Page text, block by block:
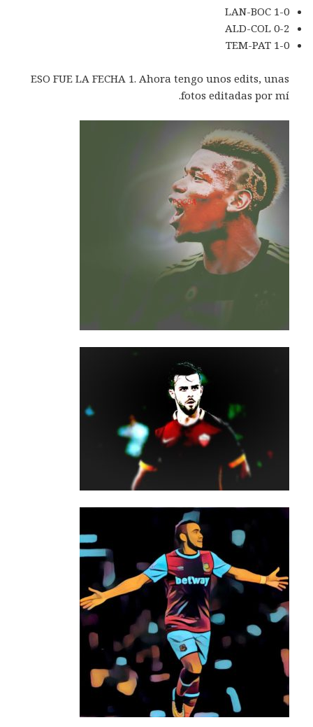
LAN-BOC 1-0
ALD-COL 0-2
TEM-PAT 1-0
ESO FUE LA FECHA 1. Ahora tengo unos edits, unas
fotos editadas por mí.